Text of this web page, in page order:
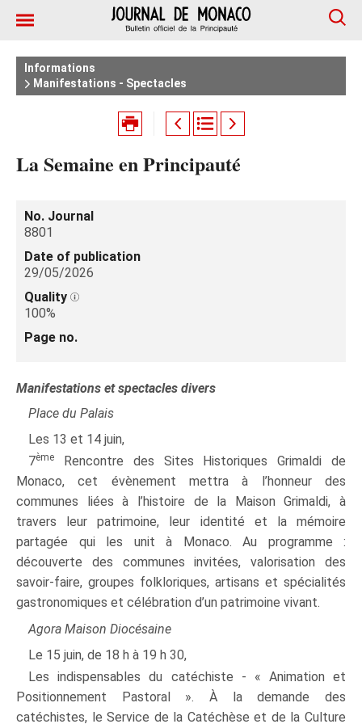
Informations
Manifestations - Spectacles
La Semaine en Principauté
No. Journal
8801
Date of publication
29/05/2026
Quality
100%
Page no.
Manifestations et spectacles divers
Place du Palais
Les 13 et 14 juin,
7ème
Rencontre des Sites Historiques Grimaldi de
Monaco, cet évènement mettra à l’honneur des
communes liées à l’histoire de la Maison Grimaldi, à
travers leur patrimoine, leur identité et la mémoire
partagée qui les unit à Monaco. Au programme :
découverte des communes invitées, valorisation des
savoir-faire, groupes folkloriques, artisans et spécialités
gastronomiques et célébration d’un patrimoine vivant.
Agora Maison Diocésaine
Le 15 juin, de 18 h à 19 h 30,
Les indispensables du catéchiste - « Animation et
Positionnement Pastoral ». À la demande des
catéchistes, le Service de la Catéchèse et de la Culture